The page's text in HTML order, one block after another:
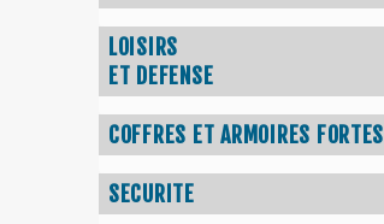
LOISIRS
ET DEFENSE
COFFRES ET ARMOIRES FORTES
SECURITE